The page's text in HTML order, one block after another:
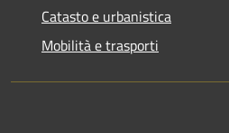
Catasto e urbanistica
Mobilità e trasporti